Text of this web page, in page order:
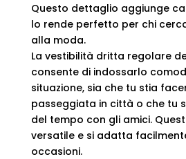
Questo dettaglio aggiunge
lo rende perfetto per chi
alla moda.
La vestibilità dritta regolare
consente di indossarlo
situazione, sia che tu stia
passeggiata in città o che tu
del tempo con gli amici.
versatile e si adatta
occasioni.